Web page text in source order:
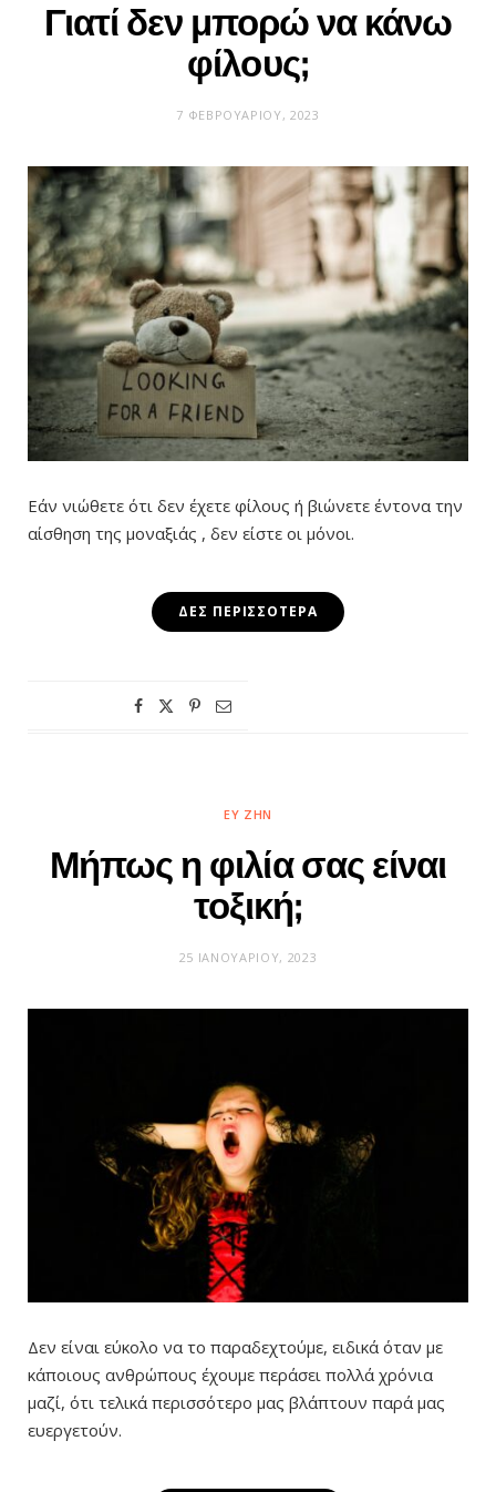
Γιατί δεν μπορώ να κάνω
φίλους;
7 ΦΕΒΡΟΥΑΡΊΟΥ, 2023
Εάν νιώθετε ότι δεν έχετε φίλους ή βιώνετε έντονα την
αίσθηση της μοναξιάς , δεν είστε οι μόνοι.
ΔΕΣ ΠΕΡΙΣΣΌΤΕΡΑ
ΕΥ ΖΗΝ
Μήπως η φιλία σας είναι
τοξική;
25 ΙΑΝΟΥΑΡΊΟΥ, 2023
Δεν είναι εύκολο να το παραδεχτούμε, ειδικά όταν με
κάποιους ανθρώπους έχουμε περάσει πολλά χρόνια
μαζί, ότι τελικά περισσότερο μας βλάπτουν παρά μας
ευεργετούν.